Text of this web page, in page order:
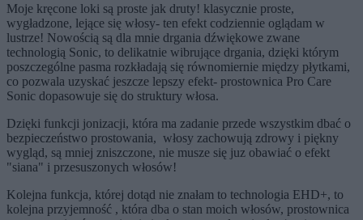
Moje kręcone loki są proste jak druty! klasycznie proste,
wygładzone, lejące się włosy- ten efekt codziennie oglądam w
lustrze! Nowością są dla mnie drgania dźwiękowe zwane
technologią Sonic, to delikatnie wibrujące drgania, dzięki którym
poszczególne pasma rozkładają się równomiernie między płytkami,
co pozwala uzyskać jeszcze lepszy efekt- prostownica Pro Care
Sonic dopasowuje się do struktury włosa.
Dzięki funkcji jonizacji, która ma zadanie przede wszystkim dbać o
bezpieczeństwo prostowania, włosy zachowują zdrowy i piękny
wygląd, są mniej zniszczone, nie musze się juz obawiać o efekt
"siana" i przesuszonych włosów!
Kolejna funkcja, której dotąd nie znałam to technologia EHD+, to
kolejna przyjemność , która dba o stan moich włosów, prostownica